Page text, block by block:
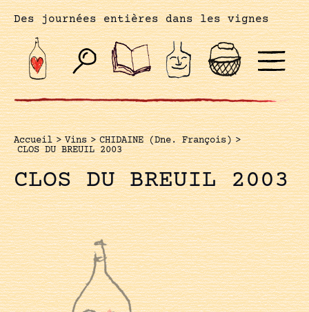
Des journées entières dans les vignes
Accueil > Vins > CHIDAINE (Dne. François) >
CLOS DU BREUIL 2003
CLOS DU BREUIL 2003